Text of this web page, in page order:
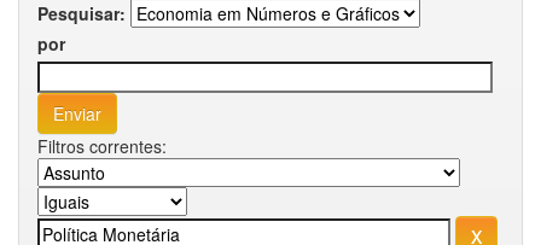
Pesquisar:
por
Filtros correntes: